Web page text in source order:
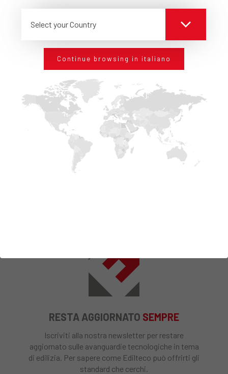
MICROPLASTICHE
CONDIVIDI
RICHIEDI INFORMAZIONI
RESTA AGGIORNATO SEMPRE
Iscriviti alla nostra newsletter per restare
aggiornato sulle avanguardie tecnologiche in tema
di edilizia. Per sapere come Edilteco può offrirti gli
standard che cerchi.
Select your Country
Continue browsing in italiano